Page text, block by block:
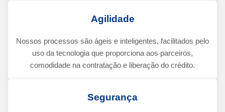
Agilidade
Nossos processos são ágeis e inteligentes, facilitados pelo
uso da tecnologia que proporciona aos parceiros,
comodidade na contratação e liberação do crédito.
Segurança